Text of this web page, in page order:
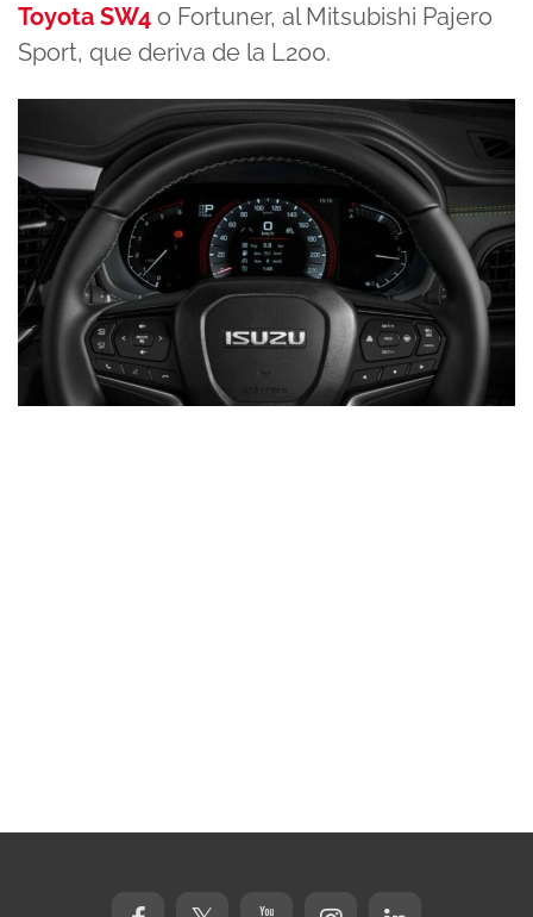
Toyota SW4 o Fortuner, al Mitsubishi Pajero
Sport, que deriva de la L200.